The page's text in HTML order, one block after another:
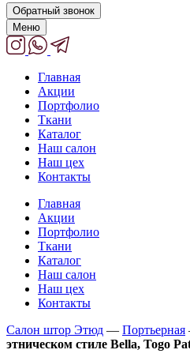
Обратный звонок
Меню
Главная
Акции
Портфолио
Ткани
Каталог
Наш салон
Наш цех
Контакты
Главная
Акции
Портфолио
Ткани
Каталог
Наш салон
Наш цех
Контакты
Салон штор Этюд — Портьерная
этническом стиле Bella, Togo